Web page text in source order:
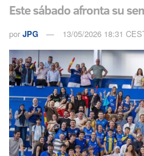
Este sábado afronta su
por JPG 13/05/2026 18:31